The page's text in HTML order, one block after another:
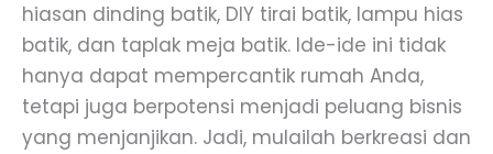
hiasan dinding batik, DIY tirai batik, lampu hias
batik, dan taplak meja batik. Ide-ide ini tidak
hanya dapat mempercantik rumah Anda,
tetapi juga berpotensi menjadi peluang bisnis
yang menjanjikan. Jadi, mulailah berkreasi dan